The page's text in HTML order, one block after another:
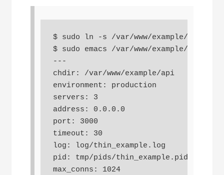
$ sudo ln -s /var/www/example/api/
$ sudo emacs /var/www/example/api/
---
chdir: /var/www/example/api
environment: production
servers: 3
address: 0.0.0.0
port: 3000
timeout: 30
log: log/thin_example.log
pid: tmp/pids/thin_example.pid
max_conns: 1024